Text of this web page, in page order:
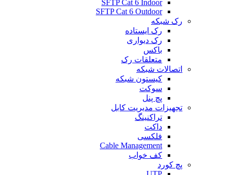
SFTP Cat 6 Indoor
SFTP Cat 6 Outdoor
رک شبکه
رک ایستاده
رک دیواری
باکس
متعلقات رک
اتصالات شبکه
کیستون شبکه
سوکت
پچ پنل
تجهیزات مدیریت کابل
تراکنینگ
داکت
فلکسی
Cable Management
کف خواب
پچ کورد